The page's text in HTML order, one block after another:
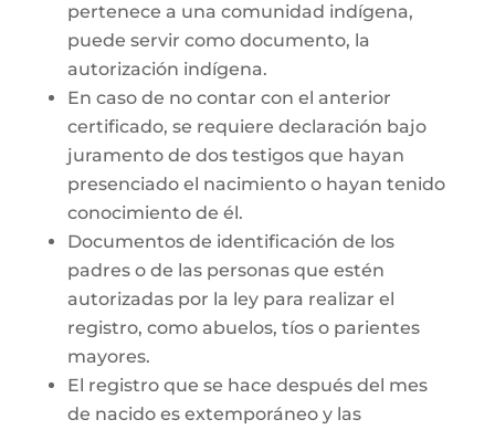
pertenece a una comunidad indígena,
puede servir como documento, la
autorización indígena.
En caso de no contar con el anterior
certificado, se requiere declaración bajo
juramento de dos testigos que hayan
presenciado el nacimiento o hayan tenido
conocimiento de él.
Documentos de identificación de los
padres o de las personas que estén
autorizadas por la ley para realizar el
registro, como abuelos, tíos o parientes
mayores.
El registro que se hace después del mes
de nacido es extemporáneo y las